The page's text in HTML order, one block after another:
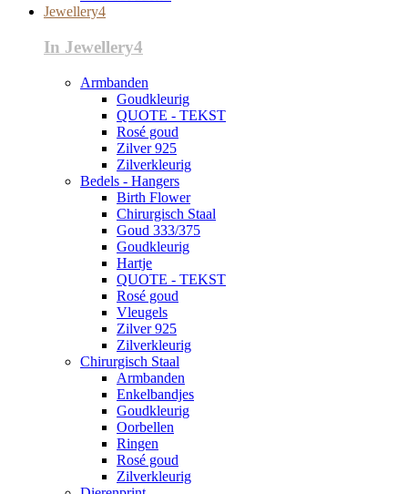
Jewellery4
In Jewellery4
Armbanden
Goudkleurig
QUOTE - TEKST
Rosé goud
Zilver 925
Zilverkleurig
Bedels - Hangers
Birth Flower
Chirurgisch Staal
Goud 333/375
Goudkleurig
Hartje
QUOTE - TEKST
Rosé goud
Vleugels
Zilver 925
Zilverkleurig
Chirurgisch Staal
Armbanden
Enkelbandjes
Goudkleurig
Oorbellen
Ringen
Rosé goud
Zilverkleurig